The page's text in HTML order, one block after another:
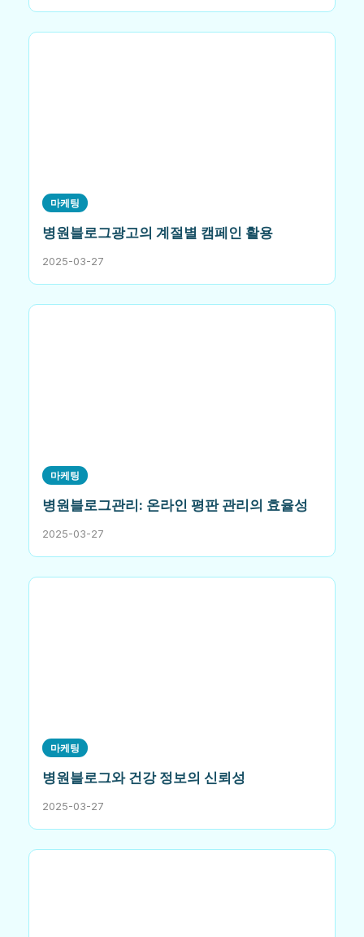
마케팅
병원블로그광고의 계절별 캠페인 활용
2025-03-27
마케팅
병원블로그관리: 온라인 평판 관리의 효율성
2025-03-27
마케팅
병원블로그와 건강 정보의 신뢰성
2025-03-27